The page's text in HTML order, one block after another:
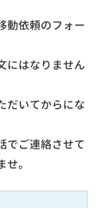
動依頼のフォー
にはなりません
だいてからにな
でご連絡させて
。